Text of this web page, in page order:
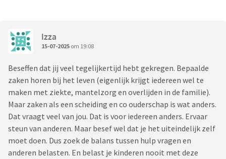
Izza
15-07-2025 om 19:08
Beseffen dat jij veel tegelijkertijd hebt gekregen. Bepaalde
zaken horen bij het leven (eigenlijk krijgt iedereen wel te
maken met ziekte, mantelzorg en overlijden in de familie).
Maar zaken als een scheiding en co ouderschap is wat anders.
Dat vraagt veel van jou. Dat is voor iedereen anders. Ervaar
steun van anderen. Maar besef wel dat je het uiteindelijk zelf
moet doen. Dus zoek de balans tussen hulp vragen en
anderen belasten. En belast je kinderen nooit met deze